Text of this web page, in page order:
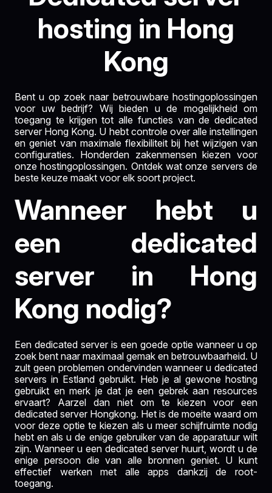
hosting in Hong
Kong
Bent u op zoek naar betrouwbare hostingoplossingen
voor uw bedrijf? Wij bieden u de mogelijkheid om
toegang te krijgen tot alle functies van de dedicated
server Hong Kong. U hebt controle over alle instellingen
en geniet van maximale flexibiliteit bij het wijzigen van
configuraties. Honderden zakenmensen kiezen voor
onze hostingoplossingen. Ontdek wat onze servers de
beste keuze maakt voor elk soort project.
Wanneer hebt u
een dedicated
server in Hong
Kong nodig?
Een dedicated server is een goede optie wanneer u op
zoek bent naar maximaal gemak en betrouwbaarheid. U
zult geen problemen ondervinden wanneer u dedicated
servers in Estland gebruikt. Heb je al gewone hosting
gebruikt en merk je dat je een gebrek aan resources
ervaart? Aarzel dan niet om te kiezen voor een
dedicated server Hongkong. Het is de moeite waard om
voor deze optie te kiezen als u meer schijfruimte nodig
hebt en als u de enige gebruiker van de apparatuur wilt
zijn. Wanneer u een dedicated server huurt, wordt u de
enige persoon die van alle bronnen geniet. U kunt
effectief werken met alle apps dankzij de root-
toegang.